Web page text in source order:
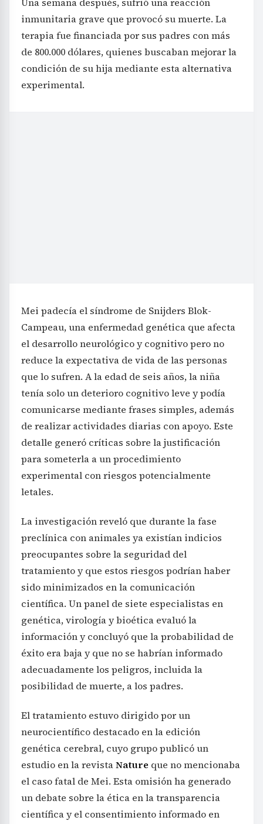
inmunitaria grave que provocó su muerte. La
terapia fue financiada por sus padres con más
de 800.000 dólares, quienes buscaban mejorar la
condición de su hija mediante esta alternativa
experimental.
Mei padecía el síndrome de Snijders Blok-
Campeau, una enfermedad genética que afecta
el desarrollo neurológico y cognitivo pero no
reduce la expectativa de vida de las personas
que lo sufren. A la edad de seis años, la niña
tenía solo un deterioro cognitivo leve y podía
comunicarse mediante frases simples, además
de realizar actividades diarias con apoyo. Este
detalle generó críticas sobre la justificación
para someterla a un procedimiento
experimental con riesgos potencialmente
letales.
La investigación reveló que durante la fase
preclínica con animales ya existían indicios
preocupantes sobre la seguridad del
tratamiento y que estos riesgos podrían haber
sido minimizados en la comunicación
científica. Un panel de siete especialistas en
genética, virología y bioética evaluó la
información y concluyó que la probabilidad de
éxito era baja y que no se habrían informado
adecuadamente los peligros, incluida la
posibilidad de muerte, a los padres.
El tratamiento estuvo dirigido por un
neurocientífico destacado en la edición
genética cerebral, cuyo grupo publicó un
estudio en la revistaNature que no mencionaba
el caso fatal de Mei. Esta omisión ha generado
un debate sobre la ética en la transparencia
científica y el consentimiento informado en